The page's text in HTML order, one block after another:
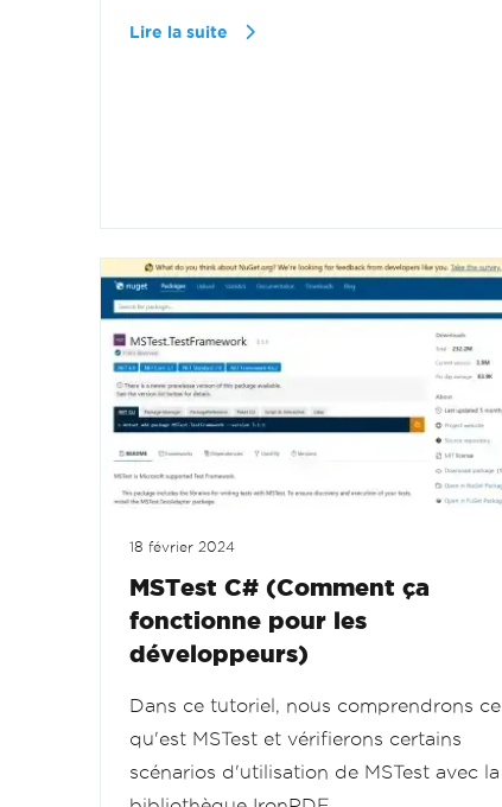
Lire la suite
18 février 2024
MSTest C# (Comment ça
fonctionne pour les
développeurs)
Dans ce tutoriel, nous comprendrons ce
qu'est MSTest et vérifierons certains
scénarios d'utilisation de MSTest avec la